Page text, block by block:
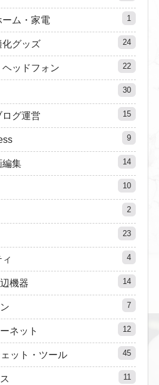
ーム・家電 1
化グッズ 24
ッドフォン 22
30
グ運営 15
9
編集 14
10
2
23
4
機器 14
7
ネット 12
ット・ツール 45
11